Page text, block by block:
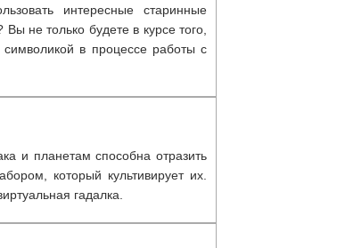
интересные старинные
Вы не только будете в курсе того,
символикой в процессе работы с
и планетам способна отразить
который культивирует их.
гадалка.